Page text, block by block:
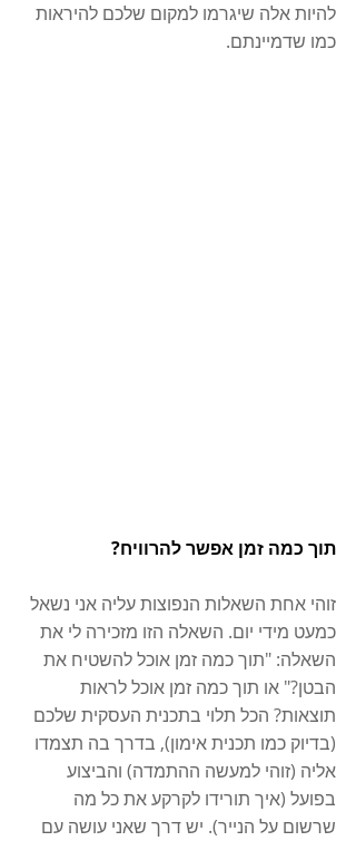
להיות אלה שיגרמו למקום שלכם להיראות
כמו שדמיינתם.
תוך כמה זמן אפשר להרוויח?
זוהי אחת השאלות הנפוצות עליה אני נשאל
כמעט מידי יום. השאלה הזו מזכירה לי את
השאלה: "תוך כמה זמן אוכל להשטיח את
הבטן?" או תוך כמה זמן אוכל לראות
תוצאות? הכל תלוי בתכנית העסקית שלכם
(בדיוק כמו תכנית אימון), בדרך בה תצמדו
אליה (זוהי למעשה ההתמדה) והביצוע
בפועל (איך תורידו לקרקע את כל מה
שרשום על הנייר). יש דרך שאני עושה עם